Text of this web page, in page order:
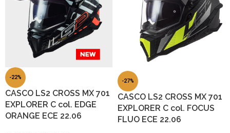
-22%
CASCO LS2 CROSS MX 701
EXPLORER C col. EDGE
ORANGE ECE 22.06
-27%
CASCO LS2 CROSS MX 701
EXPLORER C col. FOCUS
FLUO ECE 22.06